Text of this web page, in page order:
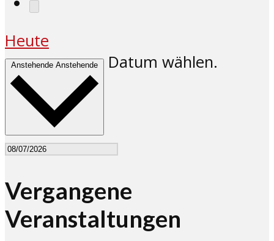
Heute
Anstehende Anstehende Datum wählen.
Vergangene
Veranstaltungen